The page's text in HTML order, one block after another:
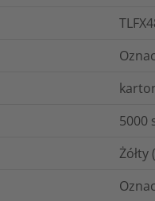
5000
Żółty